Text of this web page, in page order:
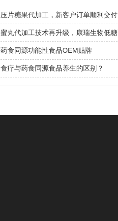
压片糖果代加工，新客户订单顺利交付
药食同源功能性食品OEM贴牌
食疗与药食同源食品养生的区别？